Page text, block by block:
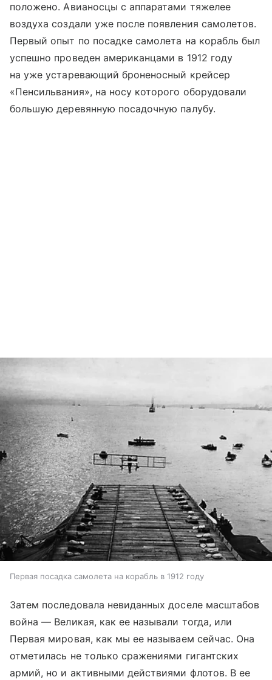
положено. Авианосцы с аппаратами тяжелее
воздуха создали уже после появления самолетов.
Первый опыт по посадке самолета на корабль был
успешно проведен американцами в 1912 году
на уже устаревающий броненосный крейсер
«Пенсильвания», на носу которого оборудовали
большую деревянную посадочную палубу.
Первая посадка самолета на корабль в 1912 году
Затем последовала невиданных доселе масштабов
война — Великая, как ее называли тогда, или
Первая мировая, как мы ее называем сейчас. Она
отметилась не только сражениями гигантских
армий, но и активными действиями флотов. В ее